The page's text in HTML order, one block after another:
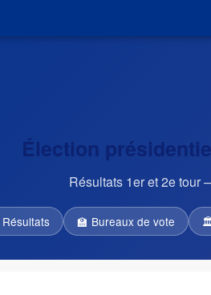
Élection
Résultats 1er et 2e tour
Résultats 🏫 Bureaux de vote